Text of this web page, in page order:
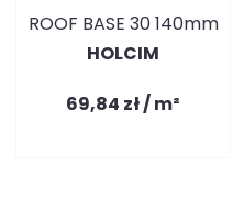
ROOF BASE 30 140mm
HOLCIM
69,84 zł / m²